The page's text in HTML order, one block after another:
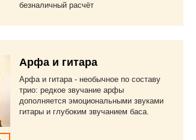
безналичный расчёт
Арфа и гитара
Арфа и гитара - необычное по составу
трио: редкое звучание арфы
дополняется эмоциональными звуками
гитары и глубоким звучанием баса.